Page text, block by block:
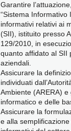
Garantire
“Sistema
informativi relativi ai
(SII), istituito presso
129/2010, in
quanto affidato al SII
aziendali.
Assicurare la
individuati
Ambiente (ARERA)
informatico e delle
Assicurare la
e alla